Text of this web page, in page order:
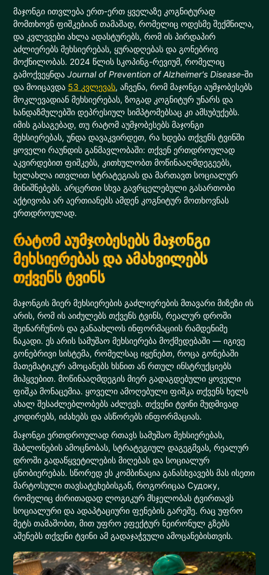
მაჯონგი ითვლება ერთ-ერთ ყველაზე კოგნიტურად
მომთხოვნ ფიშკებიან თამაშად, რომელიც ოდესმე შექმნილა,
და კვლევები ახლა ადასტურებს, რომ ის პირდაპირ
აძლიერებს მეხსიერებას, ყურადღებას და გონებრივ
მოქნილობას. 2024 წლის სკოპინგ-რევიუმ, რომელიც
გამოქვეყნდაJournal of Prevention of Alzheimer's Disease-ში
და მოიცავდა 53 კვლევას, აჩვენა, რომ მაჯონგი აუმჯობესებს
მოკლევადიან მეხსიერებას, ზოგად კოგნიტურ უნარს და
ხანდაზმულებში დეპრესიულ სიმპტომებსაც კი ამსუბუქებს.
იმის გასაგებად, თუ რატომ აუმჯობესებს მაჯონგი
მეხსიერებას, უნდა დავაკვირდეთ, რა ხდება თქვენს ტვინში
ყოველი რაუნდის განმავლობაში: თქვენ ერთდროულად
აკვირდებით ფიშკებს, კითხულობთ მოწინააღმდეგეებს,
ხელახლა ითვლით სტრატეგიას და მართავთ სოციალურ
მინიშნებებს. არცერთი სხვა გავრცელებული გასართობი
აქტივობა არ აერთიანებს ამდენ კოგნიტურ მოთხოვნას
ერთდროულად.
რატომ აუმჯობესებს მაჯონგი
მეხსიერებას და ამახვილებს
თქვენს ტვინს
მაჯონგის მიერ მეხსიერების გაძლიერების მთავარი მიზეზი ის
არის, რომ ის აიძულებს თქვენს ტვინს, რეალურ დროში
შეინარჩუნოს და განაახლოს ინფორმაციის რამდენიმე
ნაკადი. ეს არის სამუშაო მეხსიერება მოქმედებაში — იგივე
გონებრივი სისტემა, რომელსაც იყენებთ, როცა გონებაში
მათემატიკურ ამოცანებს ხსნით ან რთულ ინსტრუქციებს
მიჰყვებით. მოწინააღმდეგის მიერ გადაგდებული ყოველი
ფიშკა მონაცემია. ყოველი ამოღებული ფიშკა თქვენს ხელს
ახალ შესაძლებლობებს აძლევს. თქვენი ტვინი მუდმივად
კოდირებს, იძახებს და ასწორებს ინფორმაციას.
მაჯონგი ერთდროულად რთავს სამუშაო მეხსიერებას,
შაბლონების ამოცნობას, სტრატეგიულ დაგეგმვას, რეალურ
დროში გადაწყვეტილების მიღებას და სოციალურ
ცნობიერებას. სწორედ ეს კომბინაცია განასხვავებს მას ისეთი
მარტოსული თავსატეხებისგან, როგორიცაა Судоку,
რომელიც ძირითადად ლოგიკურ მსჯელობას ტვირთავს
სოციალური და ადაპტაციური ფენების გარეშე. რაც უფრო
მეტს თამაშობთ, მით უფრო ეფექტურ ნეირონულ გზებს
აშენებს თქვენი ტვინი ამ გადაჯაჭვული ამოცანებისთვის.